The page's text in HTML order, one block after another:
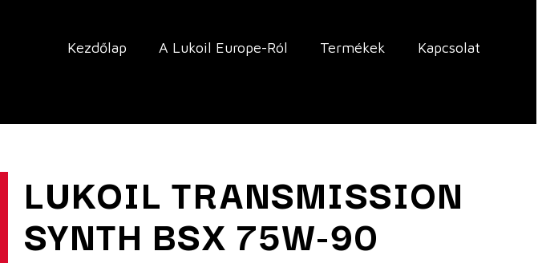
Kezdőlap A Lukoil Europe-Ról Termékek Kapcsolat
LUKOIL TRANSMISSION
SYNTH BSX 75W-90